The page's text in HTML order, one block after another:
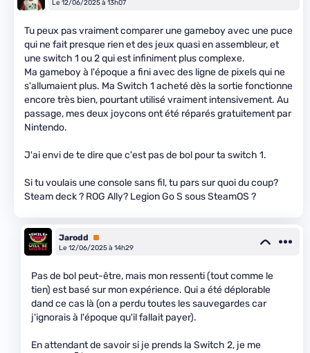
Le 12/06/2025 à 13h07
Tu peux pas vraiment comparer une gameboy avec une puce
qui ne fait presque rien et des jeux quasi en assembleur, et
une switch 1 ou 2 qui est infiniment plus complexe.
Ma gameboy à l'époque a fini avec des ligne de pixels qui ne
s'allumaient plus. Ma Switch 1 acheté dès la sortie fonctionne
encore très bien, pourtant utilisé vraiment intensivement. Au
passage, mes deux joycons ont été réparés gratuitement par
Nintendo.
J'ai envi de te dire que c'est pas de bol pour ta switch 1.
Si tu voulais une console sans fil, tu pars sur quoi du coup?
Steam deck ? ROG Ally? Legion Go S sous SteamOS ?
Jarodd
Premium
Le 12/06/2025 à 14h29
Pas de bol peut-être, mais mon ressenti (tout comme le
tien) est basé sur mon expérience. Qui a été déplorable
dand ce cas là (on a perdu toutes les sauvegardes car
j'ignorais à l'époque qu'il fallait payer).
En attendant de savoir si je prends la Switch 2, je me